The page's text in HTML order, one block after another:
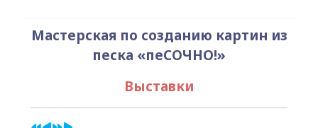
Мастерская по созданию картин из
песка «пеСОЧНО!»
Выставки